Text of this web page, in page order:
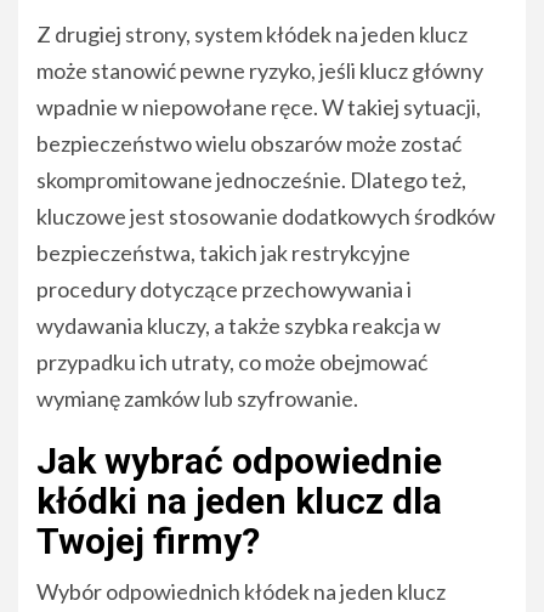
Z drugiej strony, system kłódek na jeden klucz
może stanowić pewne ryzyko, jeśli klucz główny
wpadnie w niepowołane ręce. W takiej sytuacji,
bezpieczeństwo wielu obszarów może zostać
skompromitowane jednocześnie. Dlatego też,
kluczowe jest stosowanie dodatkowych środków
bezpieczeństwa, takich jak restrykcyjne
procedury dotyczące przechowywania i
wydawania kluczy, a także szybka reakcja w
przypadku ich utraty, co może obejmować
wymianę zamków lub szyfrowanie.
Jak wybrać odpowiednie
kłódki na jeden klucz dla
Twojej firmy?
Wybór odpowiednich kłódek na jeden klucz